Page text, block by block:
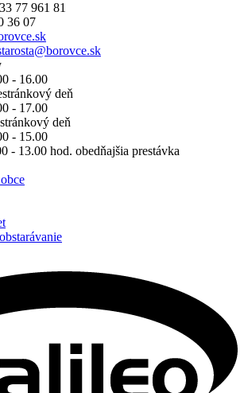
77 961 81
36 07
- 16.00
deň
- 17.00
deň
- 15.00
- 13.00 hod. obedňajšia prestávka